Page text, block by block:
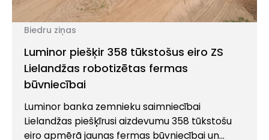
Biedru ziņas
Luminor piešķir 358 tūkstošus eiro ZS
Lielandžas robotizētas fermas
būvniecībai
Luminor banka zemnieku saimniecībai
Lielandžas piešķīrusi aizdevumu 358 tūkstošu
eiro apmērā jaunas fermas būvniecībai un